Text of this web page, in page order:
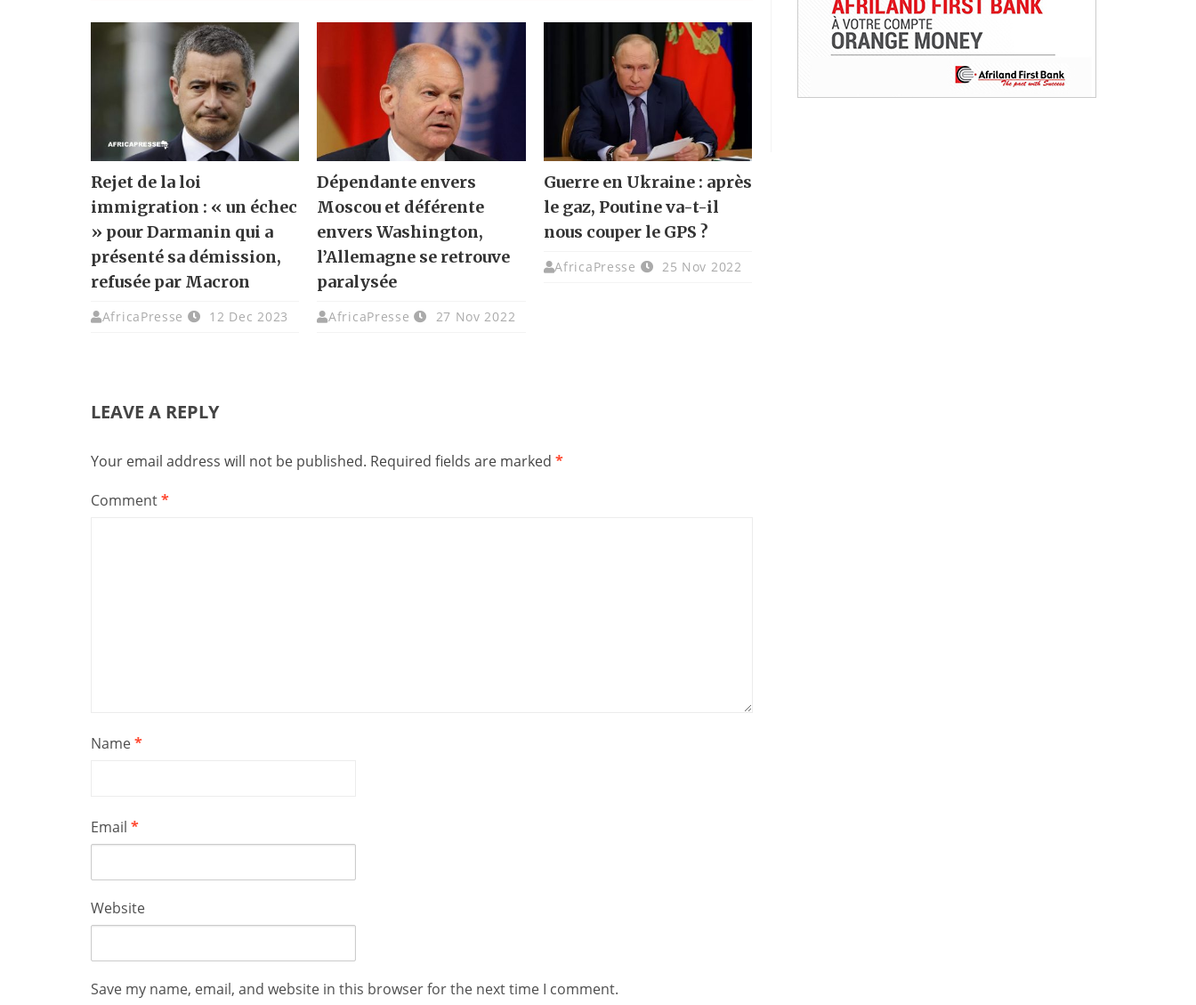
Rejet de la loi
immigration : « un échec
» pour Darmanin qui a
présenté sa démission,
refusée par Macron
AfricaPresse 12 Dec 2023
Dépendante envers
Moscou et déférente
envers Washington,
l’Allemagne se retrouve
paralysée
AfricaPresse 27 Nov 2022
Guerre en Ukraine : après
le gaz, Poutine va-t-il
nous couper le GPS ?
AfricaPresse 25 Nov 2022
LEAVE A REPLY
Your email address will not be published. Required fields are marked *
Comment*
Name*
Email *
Website
Save my name, email, and website in this browser for the next time I comment.